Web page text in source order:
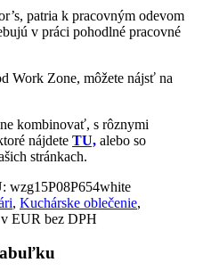
patria k pracovným odevom
v práci pohodlné pracovné
Work Zone, môžete nájsť na
kombinovať, s rôznymi
nájdete TU, alebo so
stránkach.
wzg15P08P654white
, Kuchárske oblečenie,
EUR bez DPH